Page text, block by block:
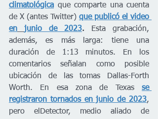
climatológica que comparte una cuenta
de X (antes Twitter) que publicó el video
en
junio de 2023. Esta grabación,
además, es más larga: tiene una
duración de 1:13 minutos. En los
comentarios señalan como posible
ubicación de las tomas Dallas-Forth
Worth. En esa zona de Texas
se
registraron tornados en junio de 2023,